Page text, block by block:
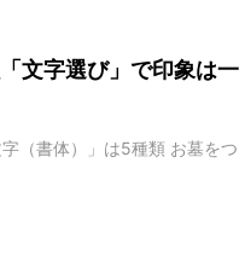
文字選び」で印象は一
（書体）」は5種類 お墓をつ